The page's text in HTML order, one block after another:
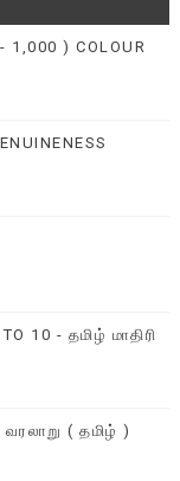
) COLOUR
10 - தமிழ் மாதிரி
( தமிழ் )